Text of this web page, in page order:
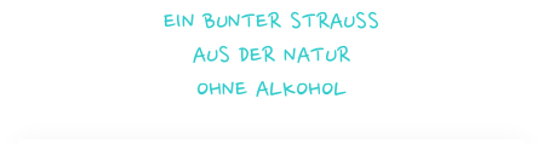
EIN BUNTER STRAUSS
AUS DER NATUR
OHNE ALKOHOL